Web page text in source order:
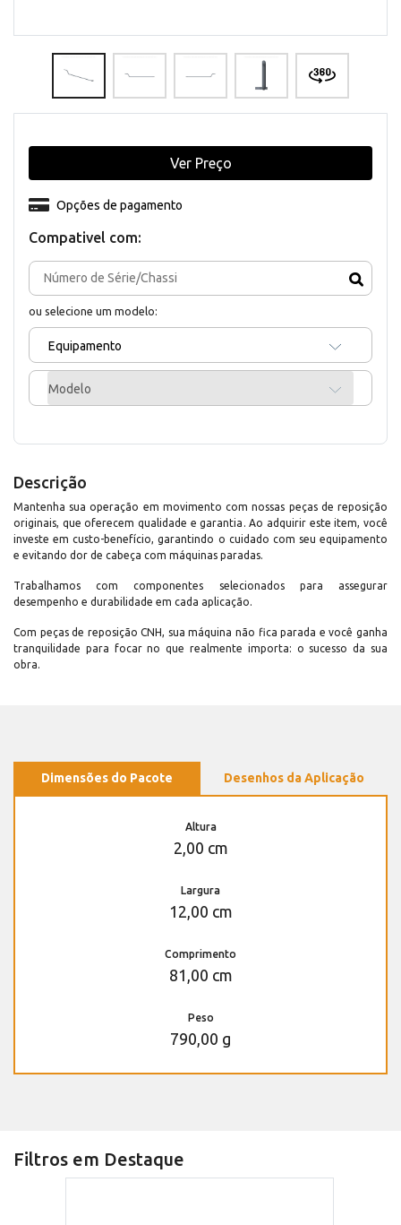
Compativel com:
ou selecione um modelo:
Equipamento
Modelo
Opções de pagamento
Ver Preço
Descrição
Mantenha sua operação em movimento com nossas peças de reposição
originais, que oferecem qualidade e garantia. Ao adquirir este item, você
investe em custo-benefício, garantindo o cuidado com seu equipamento
e evitando dor de cabeça com máquinas paradas.
Trabalhamos com componentes selecionados para assegurar
desempenho e durabilidade em cada aplicação.
Com peças de reposição CNH, sua máquina não fica parada e você ganha
tranquilidade para focar no que realmente importa: o sucesso da sua
obra.
Dimensões do Pacote Desenhos da Aplicação
Altura
2,00 cm
Largura
12,00 cm
Comprimento
81,00 cm
Peso
790,00 g
Filtros em Destaque